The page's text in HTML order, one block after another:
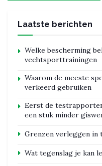
Laatste berichten
Welke bescherming
vechtsporttrainingen
Waarom de meeste
verkeerd gebruiken
Eerst de
een stuk minder
Grenzen verleggen in
Wat tegenslag je kan